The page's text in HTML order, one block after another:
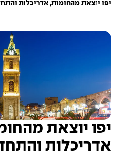
י
יפו יוצאת מהחומות, אדריכלות
יפו יוצאת
אדריכלות